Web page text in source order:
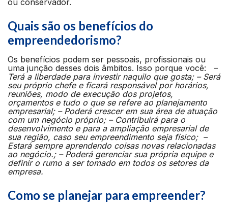
ou conservador.
Quais são os benefícios do
empreendedorismo?
Os benefícios podem ser pessoais, profissionais ou
uma junção desses dois âmbitos. Isso porque você: –
Terá a liberdade para investir naquilo que gosta; – Será
seu próprio chefe e ficará responsável por horários,
reuniões, modo de execução dos projetos,
orçamentos e tudo o que se refere ao planejamento
empresarial; – Poderá crescer em sua área de atuação
com um negócio próprio; – Contribuirá para o
desenvolvimento e para a ampliação empresarial de
sua região, caso seu empreendimento seja físico; –
Estará sempre aprendendo coisas novas relacionadas
ao negócio.; – Poderá gerenciar sua própria equipe e
definir o rumo a ser tomado em todos os setores da
empresa.
Como se planejar para empreender?